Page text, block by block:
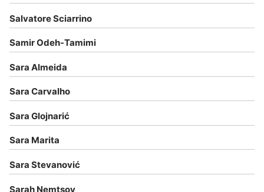
Salvatore Sciarrino
Samir Odeh-Tamimi
Sara Almeida
Sara Carvalho
Sara Glojnarić
Sara Marita
Sara Stevanović
Sarah Nemtsov